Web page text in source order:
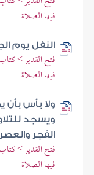
فيها الصلاة
النفل يوم
فتح القدير >
فيها الصلاة
ولا بأس
ويسجد
الفجر
فتح القدير >
فيها الصلاة